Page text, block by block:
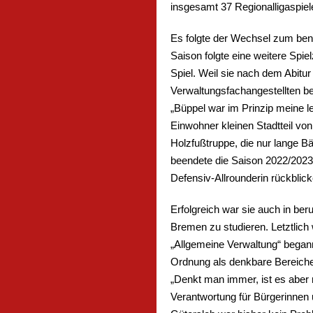
insgesamt 37
Es folgte der Wechsel zum
Saison folgte eine weitere
Spiel. Weil sie nach dem
Verwaltungsfachangestellten
„Büppel war im Prinzip meine
Einwohner kleinen Stadtteil
Holzfußtruppe, die nur lange
beendete die Saison 2022/
Defensiv-Allrounderin
Erfolgreich war sie auch in
Bremen zu studieren.
„Allgemeine Verwaltung“
Ordnung als denkbare
„Denkt man immer, ist es
Verantwortung für